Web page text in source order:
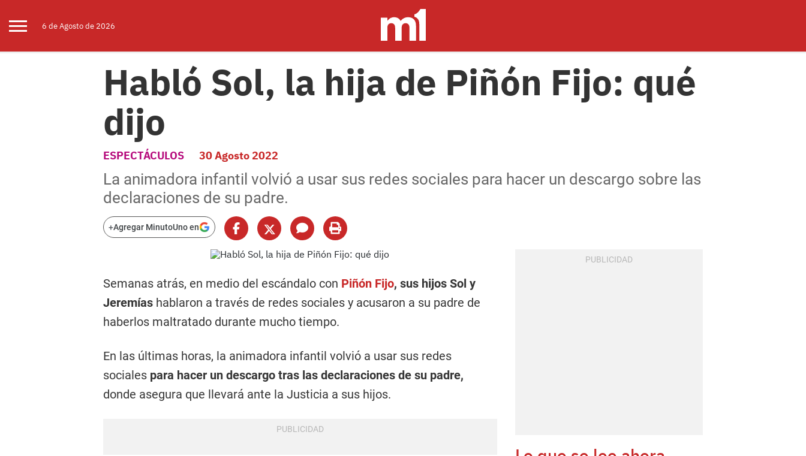
6 deAgostode 2026
Habló Sol, la hija de Piñón Fijo: qué
dijo
ESPECTÁCULOS 30 Agosto 2022
La animadora infantil volvió a usar sus redes sociales para hacer un descargo sobre las
declaraciones de su padre.
+Agregar MinutoUno en
Semanas atrás, en medio del escándalo con Piñón Fijo, sus hijos Sol y
Jeremías hablaron a través de redes sociales y acusaron a su padre de
haberlos maltratado durante mucho tiempo.
En las últimas horas, la animadora infantil volvió a usar sus redes
sociales para hacer un descargo tras las declaraciones de su padre,
donde asegura que llevará ante la Justicia a sus hijos.